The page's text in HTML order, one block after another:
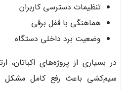
تنظیمات دسترسی کاربران
هماهنگی با قفل برقی
وضعیت برد داخلی دستگاه
در بسیاری از پروژه‌های اکباتان،
سیم‌کشی باعث رفع کامل مشکل